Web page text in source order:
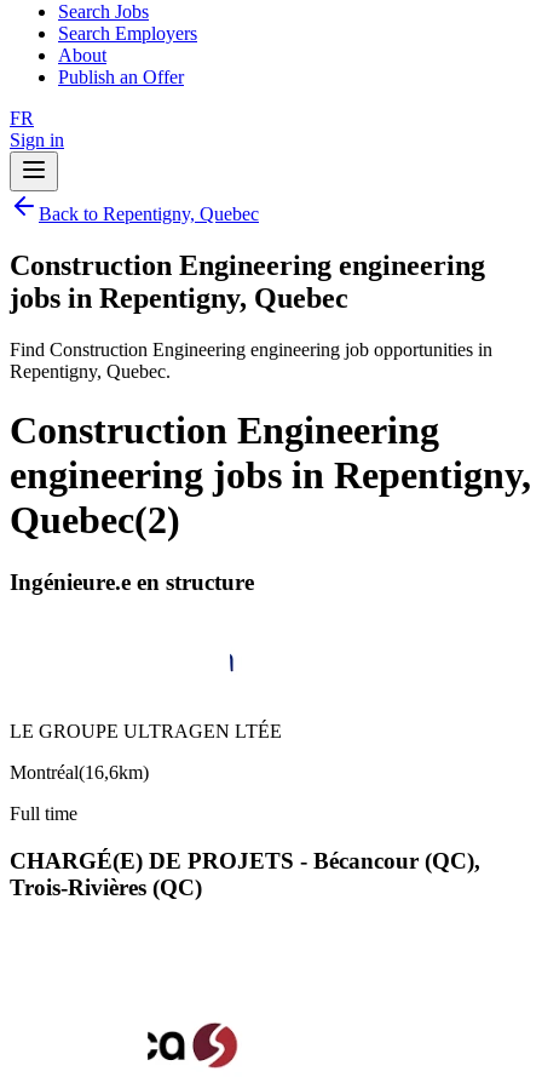
Search Jobs
Search Employers
About
Publish an Offer
FR
Sign in
Back to Repentigny, Quebec
Construction Engineering engineering
jobs in Repentigny, Quebec
Find Construction Engineering engineering job opportunities in
Repentigny, Quebec.
Construction Engineering
engineering jobs in Repentigny,
Quebec(2)
Ingénieure.e en structure
LE GROUPE ULTRAGEN LTÉE
Montréal(16,6km)
Full time
CHARGÉ(E) DE PROJETS - Bécancour (QC),
Trois-Rivières (QC)